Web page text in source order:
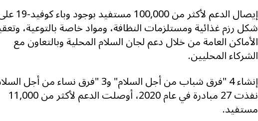
إيصال الدعم لأكثر من 100,000 مستفيد
شكل رزم غذائية ومستلزمات النظافة، ومواد خاصة بالتوعية،
الأماكن العامة من خلال دعم لجان السلام المحلية وبالتعاون مع
الشركاء المحليين.
إنشاء 4 "فرق شباب من أجل السلام" و3 "فرق نساء من أجل
نفذت 27 مبادرة في عام 2020، أوصلت الدعم لأكثر من 11,000
مستفيد.